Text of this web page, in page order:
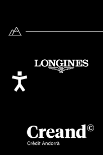
Image
Image